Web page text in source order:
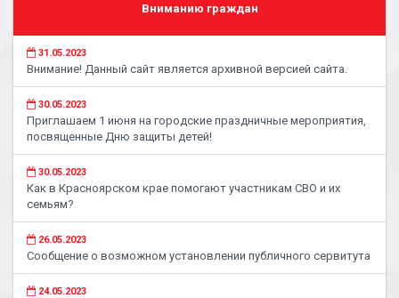
Вниманию граждан
31.05.2023
Внимание! Данный сайт является архивной версией сайта.
30.05.2023
Приглашаем 1 июня на городские праздничные мероприятия,
посвященные Дню защиты детей!
30.05.2023
Как в Красноярском крае помогают участникам СВО и их
семьям?
26.05.2023
Сообщение о возможном установлении публичного сервитута
24.05.2023